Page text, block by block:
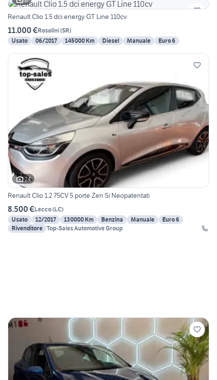
Renault Clio 1.5 dci energy GT Line 110cv
11.000 €Rosolini(SR)
Usato
06/2017 145000 Km Diesel Manuale Euro 6
24
Renault Clio 1.2 75CV 5 porte Zen Si Neopatentati
8.500 €Lecco(LC)
Usato
12/2017 130000 Km Benzina Manuale
Euro 6
Rivenditore Top-Sales Automotive Group